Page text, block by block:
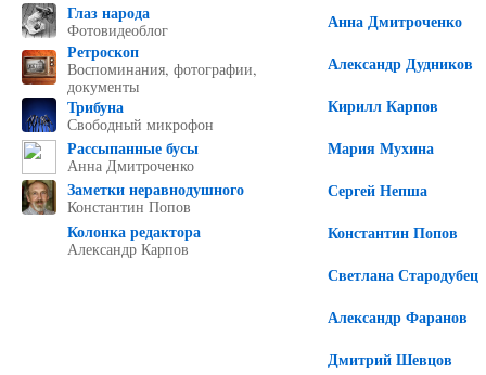
Глаз народа
Фотовидеоблог
Ретроскоп
Воспоминания, фотографии,
документы
Трибуна
Свободный микрофон
Рассыпанные бусы
Анна Дмитроченко
Заметки неравнодушного
Константин Попов
Колонка редактора
Александр Карпов
Анна Дмитроченко
Александр Дудников
Кирилл Карпов
Мария Мухина
Сергей Непша
Константин Попов
Светлана Стародубец
Александр Фаранов
Дмитрий Шевцов